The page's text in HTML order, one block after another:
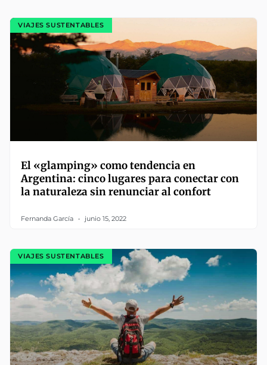
VIAJES SUSTENTABLES
El «glamping» como tendencia en
Argentina: cinco lugares para conectar con
la naturaleza sin renunciar al confort
Fernanda García junio 15, 2022
VIAJES SUSTENTABLES